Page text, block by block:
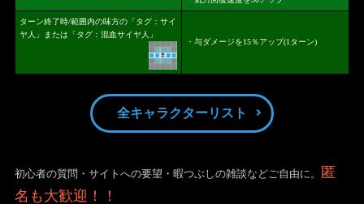
ターン終了時/範囲内の味方の「タグ：サイ
ヤ人」または「タグ：混血サイヤ人」
・与ダメージを15％アップ(1ターン)
全キャラクターリスト
初心者の質問・サイトへの要望・暇つぶしの雑談などご自由に。
匿
名も大歓迎！！